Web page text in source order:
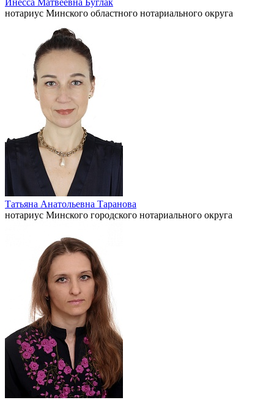
Инесса Матвеевна Буглак
нотариус Минского областного нотариального округа
Татьяна Анатольевна Таранова
нотариус Минского городского нотариального округа